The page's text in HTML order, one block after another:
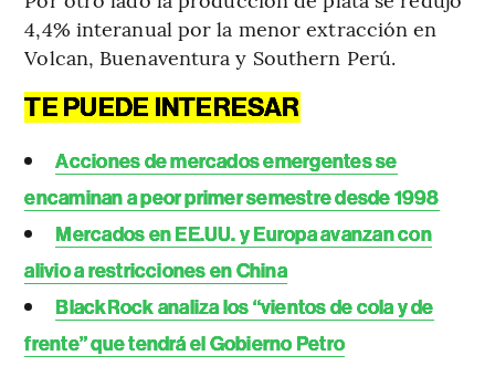
4,4% interanual por la menor extracción en
Volcan, Buenaventura y Southern Perú.
TE PUEDE INTERESAR
Acciones de mercados emergentes se
encaminan a peor primer semestre desde 1998
Mercados en EE.UU. y Europa avanzan con
alivio a restricciones en China
BlackRock analiza los “vientos de cola y de
frente” que tendrá el Gobierno Petro